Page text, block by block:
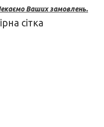
Ваших замовлень.
сітка